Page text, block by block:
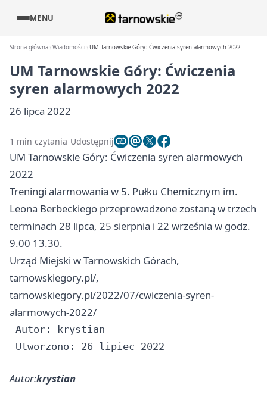
MENU
Strona główna Wiadomości UM Tarnowskie Góry: Ćwiczenia syren alarmowych 2022
UM Tarnowskie Góry: Ćwiczenia
syren alarmowych 2022
26 lipca 2022
1 min czytania Udostępnij
UM Tarnowskie Góry: Ćwiczenia syren alarmowych
2022
Treningi alarmowania w 5. Pułku Chemicznym im.
Leona Berbeckiego przeprowadzone zostaną w trzech
terminach 28 lipca, 25 sierpnia i 22 września w godz.
9.00 13.30.
Urząd Miejski w Tarnowskich Górach,
tarnowskiegory.pl/,
tarnowskiegory.pl/2022/07/cwiczenia-syren-
alarmowych-2022/
Autor: krystian
Autor:krystian